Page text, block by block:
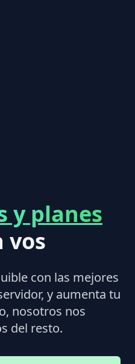
y planes
vos
con las mejores
y aumenta tu
nosotros nos
del resto.